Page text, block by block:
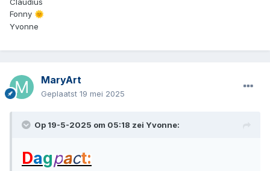
Claudius
Fonny 🌞
Yvonne
MaryArt
Geplaatst 19 mei 2025
Op 19-5-2025 om 05:18 zei Yvonne:
Dagpact: